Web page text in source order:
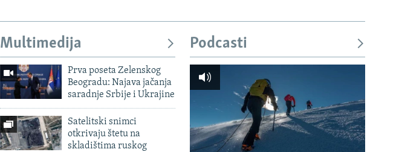
Multimedija
Prva poseta Zelenskog
Beogradu: Najava jačanja
saradnje Srbije i Ukrajine
Satelitski snimci
otkrivaju štetu na
skladištima ruskog
Podcasti